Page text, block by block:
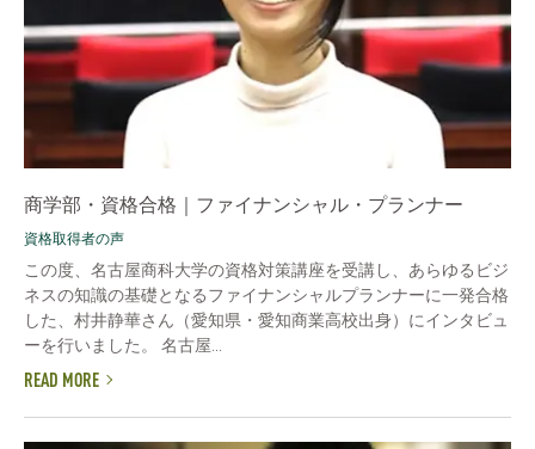
商学部・資格合格｜ファイナンシャル・プランナー
資格取得者の声
この度、名古屋商科大学の資格対策講座を受講し、あらゆるビジ
ネスの知識の基礎となるファイナンシャルプランナーに一発合格
した、村井静華さん（愛知県・愛知商業高校出身）にインタビュ
ーを行いました。 名古屋...
READ MORE